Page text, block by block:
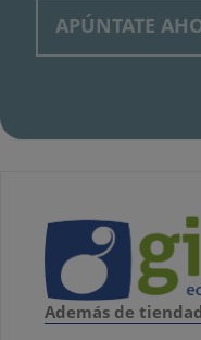
Además de